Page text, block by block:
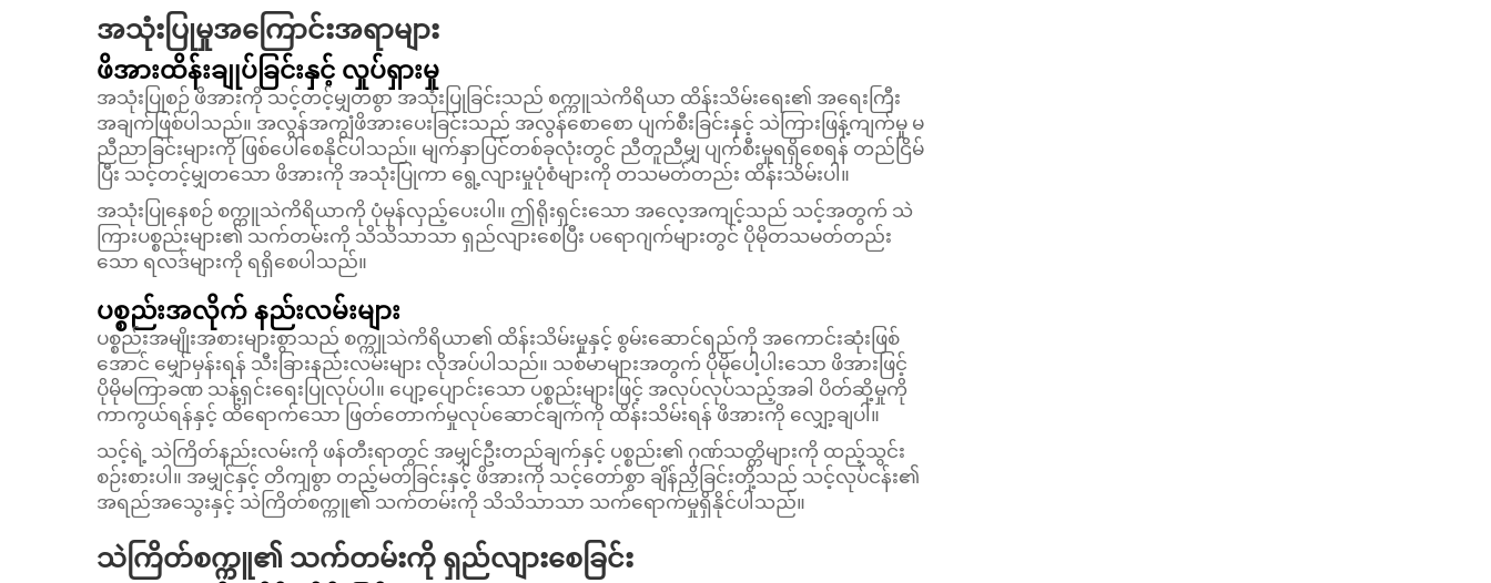
အသုံးပြုမှုအကြောင်းအရာများ
ဖိအားထိန်းချုပ်ခြင်းနှင့် လှုပ်ရှားမှု
အသုံးပြုစဉ် ဖိအားကို သင့်တင့်မျှတစွာ အသုံးပြုခြင်းသည် စက္ကူသဲကိရိယာ ထိန်းသိမ်းရေး၏ အရေးကြီး
အချက်ဖြစ်ပါသည်။ အလွန်အကျွံဖိအားပေးခြင်းသည် အလွန်စောစော ပျက်စီးခြင်းနှင့် သဲကြားဖြန့်ကျက်မှု မ
ညီညာခြင်းများကို ဖြစ်ပေါ်စေနိုင်ပါသည်။ မျက်နှာပြင်တစ်ခုလုံးတွင် ညီတူညီမျှ ပျက်စီးမှုရရှိစေရန် တည်ငြိမ်
ပြီး သင့်တင့်မျှတသော ဖိအားကို အသုံးပြုကာ ရွေ့လျားမှုပုံစံများကို တသမတ်တည်း ထိန်းသိမ်းပါ။
အသုံးပြုနေစဉ် စက္ကူသဲကိရိယာကို ပုံမှန်လှည့်ပေးပါ။ ဤရိုးရှင်းသော အလေ့အကျင့်သည် သင့်အတွက် သဲ
ကြားပစ္စည်းများ၏ သက်တမ်းကို သိသိသာသာ ရှည်လျားစေပြီး ပရောဂျက်များတွင် ပိုမိုတသမတ်တည်း
သော ရလဒ်များကို ရရှိစေပါသည်။
ပစ္စည်းအလိုက် နည်းလမ်းများ
ပစ္စည်းအမျိုးအစားများစွာသည် စက္ကူသဲကိရိယာ၏ ထိန်းသိမ်းမှုနှင့် စွမ်းဆောင်ရည်ကို အကောင်းဆုံးဖြစ်
အောင် မျှော်မှန်းရန် သီးခြားနည်းလမ်းများ လိုအပ်ပါသည်။ သစ်မာများအတွက် ပိုမိုပေါ့ပါးသော ဖိအားဖြင့်
ပိုမိုမကြာခဏ သန့်ရှင်းရေးပြုလုပ်ပါ။ ပျော့ပျောင်းသော ပစ္စည်းများဖြင့် အလုပ်လုပ်သည့်အခါ ပိတ်ဆို့မှုကို
ကာကွယ်ရန်နှင့် ထိရောက်သော ဖြတ်တောက်မှုလုပ်ဆောင်ချက်ကို ထိန်းသိမ်းရန် ဖိအားကို လျှော့ချပါ။
သင့်ရဲ့ သဲကြိတ်နည်းလမ်းကို ဖန်တီးရာတွင် အမျှင်ဦးတည်ချက်နှင့် ပစ္စည်း၏ ဂုဏ်သတ္တိများကို ထည့်သွင်း
စဉ်းစားပါ။ အမျှင်နှင့် တိကျစွာ တည့်မတ်ခြင်းနှင့် ဖိအားကို သင့်တော်စွာ ချိန်ညှိခြင်းတို့သည် သင့်လုပ်ငန်း၏
အရည်အသွေးနှင့် သဲကြိတ်စက္ကူ၏ သက်တမ်းကို သိသိသာသာ သက်ရောက်မှုရှိနိုင်ပါသည်။
သဲကြိတ်စက္ကူ၏ သက်တမ်းကို ရှည်လျားစေခြင်း